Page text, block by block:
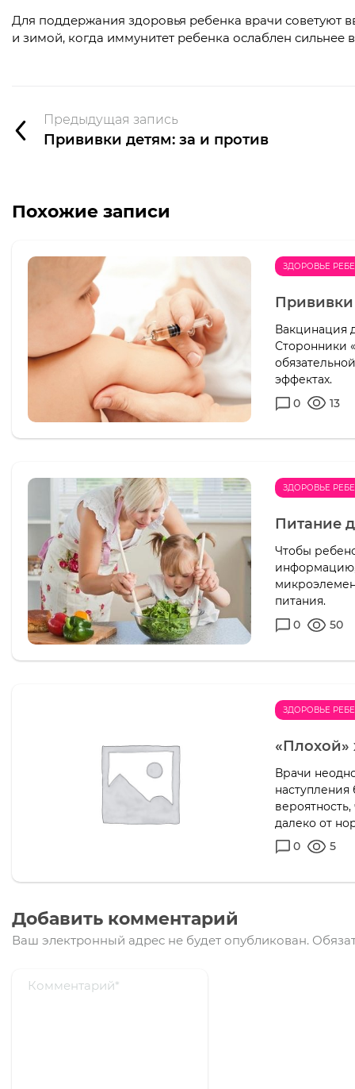
Для поддержания здоровья ребенка врачи советуют
и зимой, когда иммунитет ребенка ослаблен сильнее
Предыдущая запись
Прививки детям: за и против
Похожие записи
ЗДОРОВЬЕ
Прививки
Вакцинация
Сторонники
эффектах.
0
13
ЗДОРОВЬЕ
Питание
Чтобы
информацию,
питания.
0
50
ЗДОРОВЬЕ
«Плохой»
Врачи
далеко от
0
5
Добавить комментарий
Ваш электронный адрес не будет опубликован.